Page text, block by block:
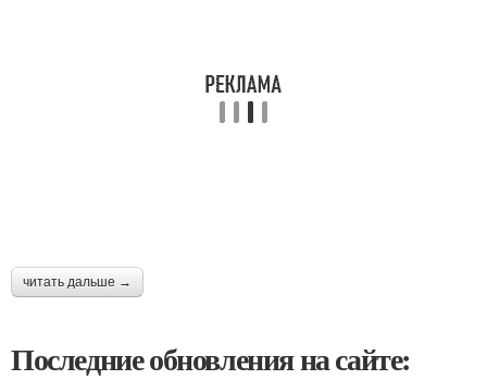
читать дальше →
Последние обновления на сайте: